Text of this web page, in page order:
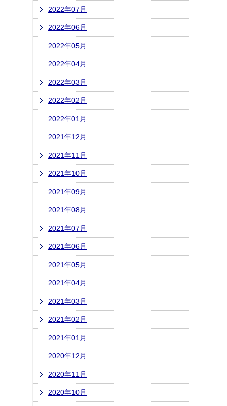
2022年07月
2022年06月
2022年05月
2022年04月
2022年03月
2022年02月
2022年01月
2021年12月
2021年11月
2021年10月
2021年09月
2021年08月
2021年07月
2021年06月
2021年05月
2021年04月
2021年03月
2021年02月
2021年01月
2020年12月
2020年11月
2020年10月